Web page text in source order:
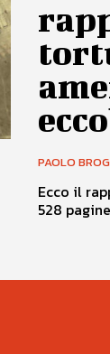
PAOLO
Ecco il
528